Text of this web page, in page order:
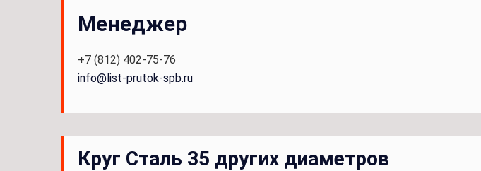
Менеджер
+7 (812) 402-75-76
info@list-prutok-spb.ru
Круг Сталь 35 других диаметров